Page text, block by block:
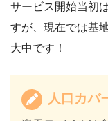
サービス開始当初
すが、現在では基
大中です！
人口カバ